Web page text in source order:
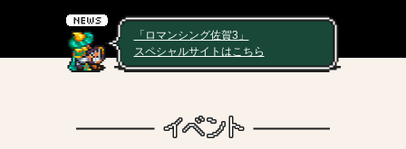
「ロマンシング佐賀3」
スペシャルサイトはこちら